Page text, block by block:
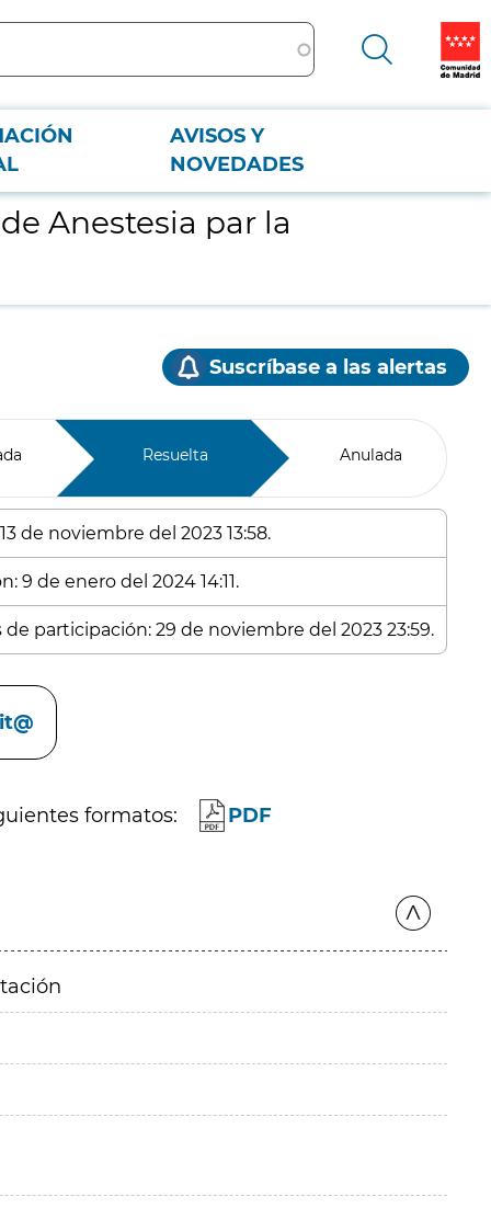
AVISOS Y
NOVEDADES
Anestesia par la
Suscríbase a las alertas
Resuelta Anulada
de noviembre del 2023 13:58.
9 de enero del 2024 14:11.
participación: 29 de noviembre del 2023 23:59.
formatos: PDF